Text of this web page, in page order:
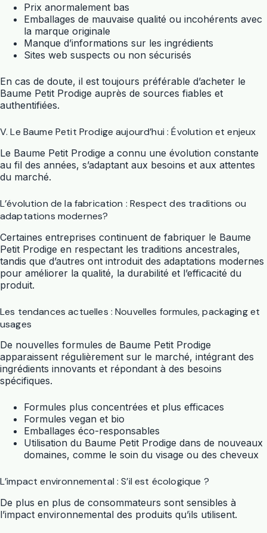
Prix anormalement bas
Emballages de mauvaise qualité ou incohérents avec
la marque originale
Manque d’informations sur les ingrédients
Sites web suspects ou non sécurisés
En cas de doute, il est toujours préférable d’acheter le
Baume Petit Prodige auprès de sources fiables et
authentifiées.
V. Le Baume Petit Prodige aujourd’hui : Évolution et enjeux
Le Baume Petit Prodige a connu une évolution constante
au fil des années, s’adaptant aux besoins et aux attentes
du marché.
L’évolution de la fabrication : Respect des traditions ou
adaptations modernes?
Certaines entreprises continuent de fabriquer le Baume
Petit Prodige en respectant les traditions ancestrales,
tandis que d’autres ont introduit des adaptations modernes
pour améliorer la qualité, la durabilité et l’efficacité du
produit.
Les tendances actuelles : Nouvelles formules, packaging et
usages
De nouvelles formules de Baume Petit Prodige
apparaissent régulièrement sur le marché, intégrant des
ingrédients innovants et répondant à des besoins
spécifiques.
Formules plus concentrées et plus efficaces
Formules vegan et bio
Emballages éco-responsables
Utilisation du Baume Petit Prodige dans de nouveaux
domaines, comme le soin du visage ou des cheveux
L’impact environnemental : S’il est écologique ?
De plus en plus de consommateurs sont sensibles à
l’impact environnemental des produits qu’ils utilisent.